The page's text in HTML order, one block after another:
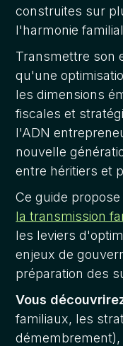
construites sur
l'harmonie
Transmettre son
qu'une
les dimensions
fiscales et
l'ADN
nouvelle
entre héritiers et
Ce guide propose
la transmission
les leviers
enjeux de
préparation des
Vous
familiaux, les